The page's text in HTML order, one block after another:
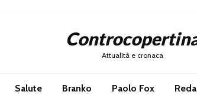
Attualità e cronaca
Salute Branko Paolo Fox